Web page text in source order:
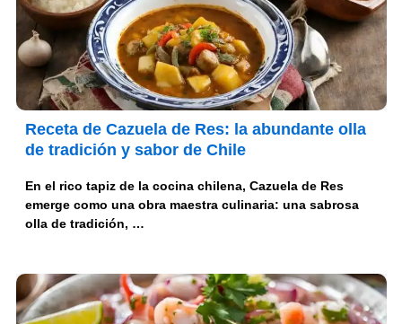
Receta de Cazuela de Res: la abundante olla
de tradición y sabor de Chile
En el rico tapiz de la cocina chilena, Cazuela de Res
emerge como una obra maestra culinaria: una sabrosa
olla de tradición, …